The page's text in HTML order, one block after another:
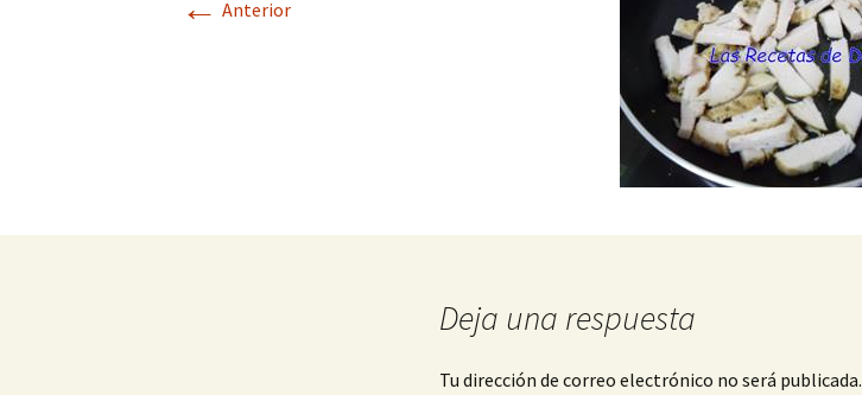
Anterior
Deja una respuesta
Tu dirección de correo electrónico no será publicada.